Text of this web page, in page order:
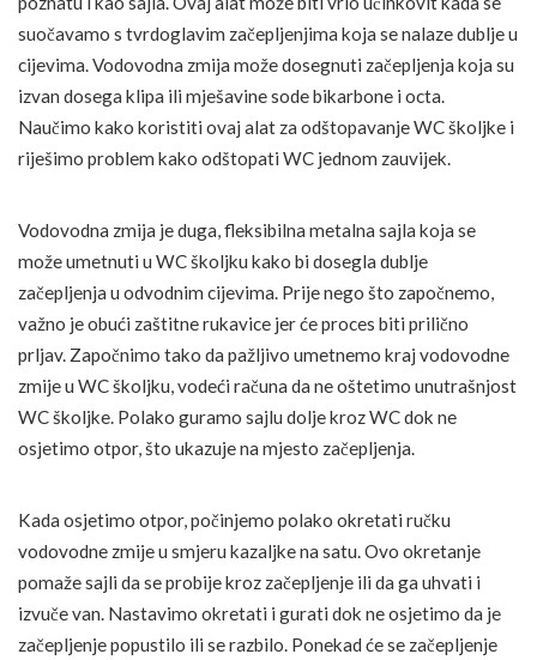
suočavamo s tvrdoglavim začepljenjima koja se nalaze dublje u
cijevima. Vodovodna zmija može dosegnuti začepljenja koja su
izvan dosega klipa ili mješavine sode bikarbone i octa.
Naučimo kako koristiti ovaj alat za odštopavanje WC školjke i
riješimo problem kako odštopati WC jednom zauvijek.
Vodovodna zmija je duga, fleksibilna metalna sajla koja se
može umetnuti u WC školjku kako bi dosegla dublje
začepljenja u odvodnim cijevima. Prije nego što započnemo,
važno je obući zaštitne rukavice jer će proces biti prilično
prljav. Započnimo tako da pažljivo umetnemo kraj vodovodne
zmije u WC školjku, vodeći računa da ne oštetimo unutrašnjost
WC školjke. Polako guramo sajlu dolje kroz WC dok ne
osjetimo otpor, što ukazuje na mjesto začepljenja.
Kada osjetimo otpor, počinjemo polako okretati ručku
vodovodne zmije u smjeru kazaljke na satu. Ovo okretanje
pomaže sajli da se probije kroz začepljenje ili da ga uhvati i
izvuče van. Nastavimo okretati i gurati dok ne osjetimo da je
začepljenje popustilo ili se razbilo. Ponekad će se začepljenje